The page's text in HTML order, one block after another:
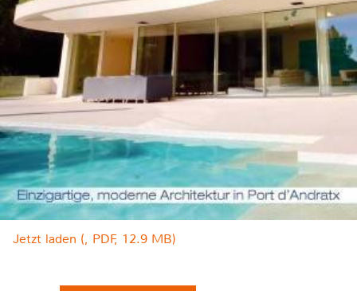
Jetzt laden (, PDF, 12.9 MB)